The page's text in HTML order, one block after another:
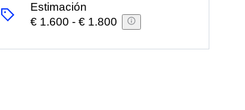
Estimación
€ 1.600 - € 1.800